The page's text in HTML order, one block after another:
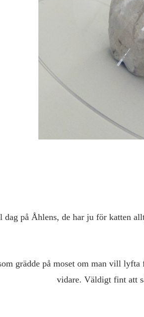
dag på Åhlens, de har ju för katten
grädde på moset om man vill
vidare. Väldigt fint att